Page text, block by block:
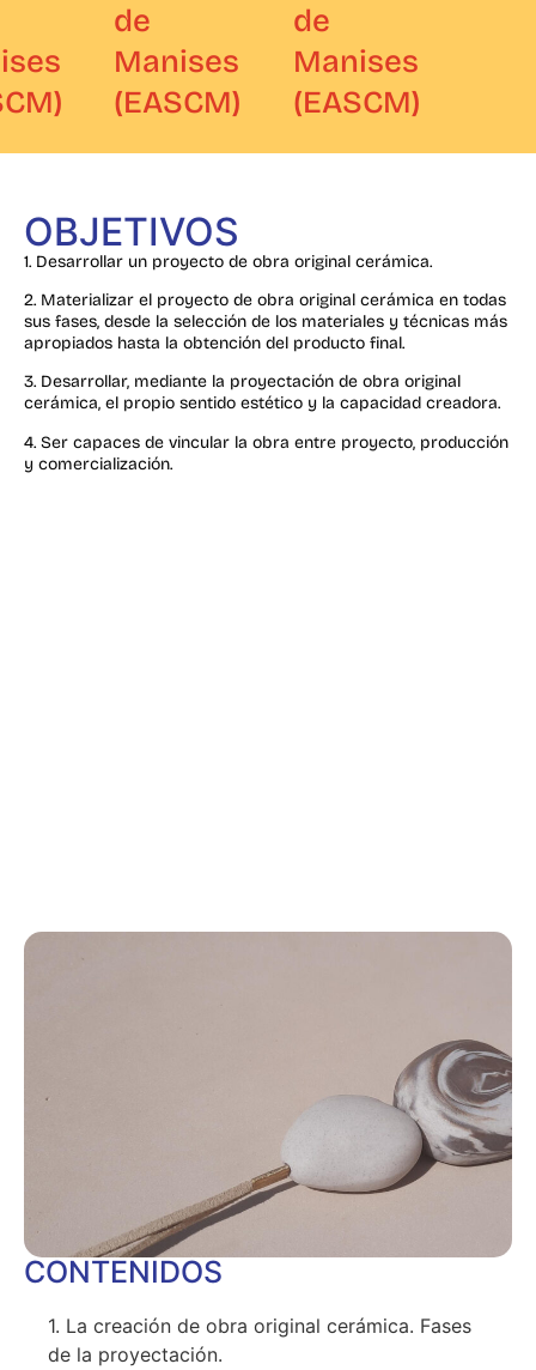
de
Manises
(EASCM)
de
Manises
(EASCM)
OBJETIVOS
1. Desarrollar un proyecto de obra original cerámica.
2. Materializar el proyecto de obra original cerámica en todas
sus fases, desde la selección de los materiales y técnicas más
apropiados hasta la obtención del producto final.
3. Desarrollar, mediante la proyectación de obra original
cerámica, el propio sentido estético y la capacidad creadora.
4. Ser capaces de vincular la obra entre proyecto, producción
y comercialización.
CONTENIDOS
1. La creación de obra original cerámica. Fases
de la proyectación.